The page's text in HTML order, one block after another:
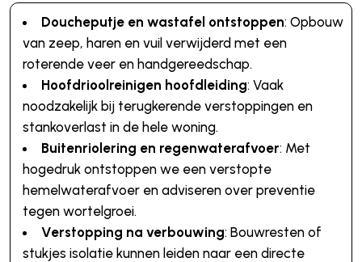
Doucheputje en wastafel ontstoppen: Opbouw
van zeep, haren en vuil verwijderd met een
roterende veer en handgereedschap.
Hoofdrioolreinigen hoofdleiding: Vaak
noodzakelijk bij terugkerende verstoppingen en
stankoverlast in de hele woning.
Buitenriolering en regenwaterafvoer: Met
hogedruk ontstoppen we een verstopte
hemelwaterafvoer en adviseren over preventie
tegen wortelgroei.
Verstopping na verbouwing: Bouwresten of
stukjes isolatie kunnen leiden naar een directe